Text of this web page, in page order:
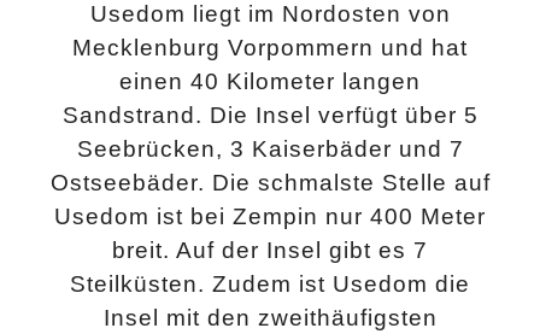
Usedom liegt im Nordosten von
Mecklenburg Vorpommern und hat
einen 40 Kilometer langen
Sandstrand. Die Insel verfügt über 5
Seebrücken, 3 Kaiserbäder und 7
Ostseebäder. Die schmalste Stelle auf
Usedom ist bei Zempin nur 400 Meter
breit. Auf der Insel gibt es 7
Steilküsten. Zudem ist Usedom die
Insel mit den zweithäufigsten